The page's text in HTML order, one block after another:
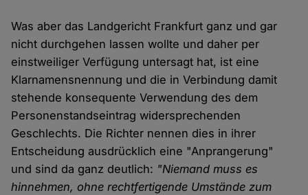
Was aber das Landgericht Frankfurt ganz und gar
nicht durchgehen lassen wollte und daher per
einstweiliger Verfügung untersagt hat, ist eine
Klarnamensnennung und die in Verbindung damit
stehende konsequente Verwendung des dem
Personenstandseintrag widersprechenden
Geschlechts. Die Richter nennen dies in ihrer
Entscheidung ausdrücklich eine "Anprangerung"
und sind da ganz deutlich: "Niemand muss es
hinnehmen, ohne rechtfertigende Umstände zum